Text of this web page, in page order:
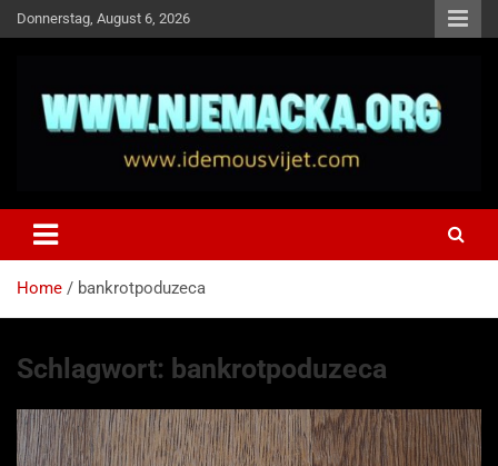
Skip
to
Donnerstag, August 6, 2026
Idemo u Svijet-Njemacka!
Home bankrotpoduzeca
Schlagwort: bankrotpoduzeca